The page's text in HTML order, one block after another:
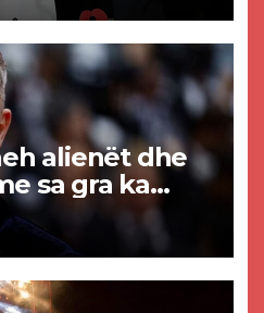
alienët dhe
sa gra ka
feston
të 50-të